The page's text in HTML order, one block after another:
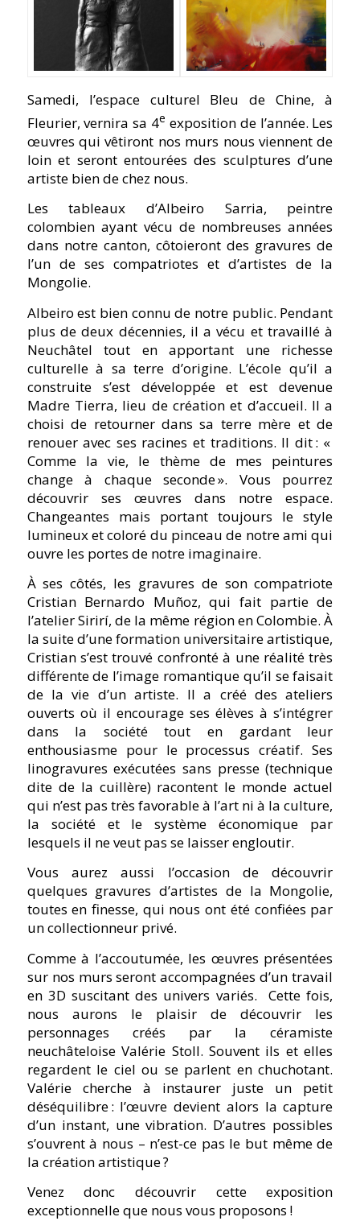
Samedi, l’espace culturel Bleu de Chine, à
Fleurier, vernira sa 4e exposition de l’année. Les
œuvres qui vêtiront nos murs nous viennent de
loin et seront entourées des sculptures d’une
artiste bien de chez nous.
Les tableaux d’Albeiro Sarria, peintre
colombien ayant vécu de nombreuses années
dans notre canton, côtoieront des gravures de
l’un de ses compatriotes et d’artistes de la
Mongolie.
Albeiro est bien connu de notre public. Pendant
plus de deux décennies, il a vécu et travaillé à
Neuchâtel tout en apportant une richesse
culturelle à sa terre d’origine. L’école qu’il a
construite s’est développée et est devenue
Madre Tierra, lieu de création et d’accueil. Il a
choisi de retourner dans sa terre mère et de
renouer avec ses racines et traditions. Il dit : «
Comme la vie, le thème de mes peintures
change à chaque seconde ». Vous pourrez
découvrir ses œuvres dans notre espace.
Changeantes mais portant toujours le style
lumineux et coloré du pinceau de notre ami qui
ouvre les portes de notre imaginaire.
À ses côtés, les gravures de son compatriote
Cristian Bernardo Muñoz, qui fait partie de
l’atelier Sirirí, de la même région en Colombie. À
la suite d’une formation universitaire artistique,
Cristian s’est trouvé confronté à une réalité très
différente de l’image romantique qu’il se faisait
de la vie d’un artiste. Il a créé des ateliers
ouverts où il encourage ses élèves à s’intégrer
dans la société tout en gardant leur
enthousiasme pour le processus créatif. Ses
linogravures exécutées sans presse (technique
dite de la cuillère) racontent le monde actuel
qui n’est pas très favorable à l’art ni à la culture,
la société et le système économique par
lesquels il ne veut pas se laisser engloutir.
Vous aurez aussi l’occasion de découvrir
quelques gravures d’artistes de la Mongolie,
toutes en finesse, qui nous ont été confiées par
un collectionneur privé.
Comme à l’accoutumée, les œuvres présentées
sur nos murs seront accompagnées d’un travail
en 3D suscitant des univers variés.
Cette fois,
nous aurons le plaisir de découvrir les
personnages créés par la céramiste
neuchâteloise Valérie Stoll. Souvent ils et elles
regardent le ciel ou se parlent en chuchotant.
Valérie cherche à instaurer juste un petit
déséquilibre : l’œuvre devient alors la capture
d’un instant, une vibration. D’autres possibles
s’ouvrent à nous – n’est-ce pas le but même de
la création artistique ?
Venez donc découvrir cette exposition
exceptionnelle que nous vous proposons !